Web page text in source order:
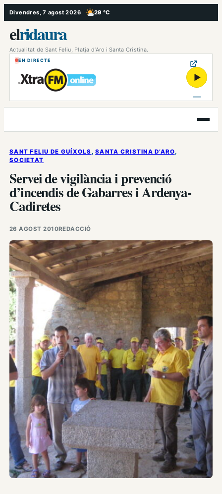
Vés
al
contingut
Divendres, 7 agost 2026 29 °C
, Poc ennuvolat
elridaura
Actualitat de Sant Feliu, Platja d’Aro i Santa Cristina.
EN DIRECTE
▶
Obre
el
SANT FELIU DE GUÍXOLS , SANTA CRISTINA D’ARO
SOCIETAT
Servei de vigilància i prevenció
d’incendis de Gabarres i Ardenya-
Cadiretes
26 AGOST 2010REDACCIÓ